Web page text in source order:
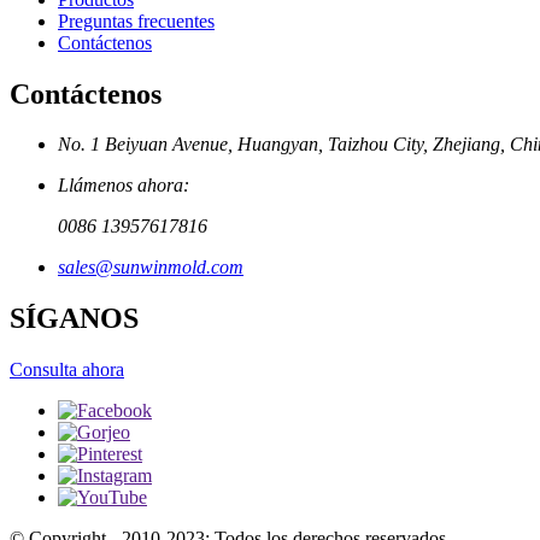
Preguntas frecuentes
Contáctenos
Contáctenos
No. 1 Beiyuan Avenue, Huangyan, Taizhou City, Zhejiang,
Llámenos ahora:
0086 13957617816
sales@sunwinmold.com
SÍGANOS
Consulta ahora